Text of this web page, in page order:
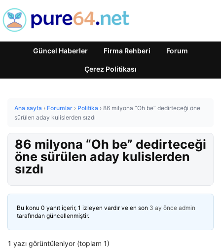
Güncel Haberler Firma Rehberi Forum
Çerez Politikası
Ana sayfa › Forumlar › Politika › 86 milyona “Oh be” dedirteceği öne
sürülen aday kulislerden sızdı
86 milyona “Oh be” dedirteceği
öne sürülen aday kulislerden
sızdı
Bu konu 0 yanıt içerir, 1 izleyen vardır ve en son 3 ay önce admin
tarafından güncellenmiştir.
1 yazı görüntüleniyor (toplam 1)